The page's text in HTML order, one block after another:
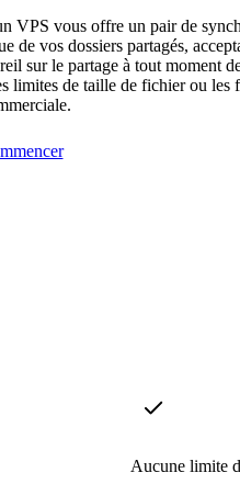
VPS vous offre un pair de
de vos dossiers partagés,
sur le partage à tout moment
limites de taille de fichier ou les
Aucune limite